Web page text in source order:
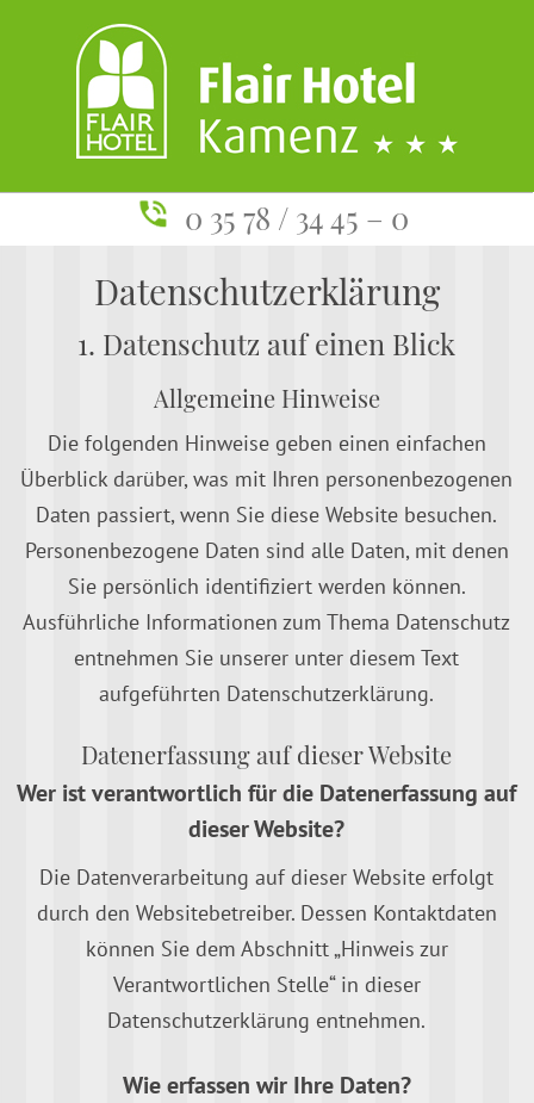
0 35 78 / 34 45 – 0
Datenschutzerklärung
1. Datenschutz auf einen Blick
Allgemeine Hinweise
Die folgenden Hinweise geben einen einfachen
Überblick darüber, was mit Ihren personenbezogenen
Daten passiert, wenn Sie diese Website besuchen.
Personenbezogene Daten sind alle Daten, mit denen
Sie persönlich identifiziert werden können.
Ausführliche Informationen zum Thema Datenschutz
entnehmen Sie unserer unter diesem Text
aufgeführten Datenschutzerklärung.
Datenerfassung auf dieser Website
Wer ist verantwortlich für die Datenerfassung auf
dieser Website?
Die Datenverarbeitung auf dieser Website erfolgt
durch den Websitebetreiber. Dessen Kontaktdaten
können Sie dem Abschnitt „Hinweis zur
Verantwortlichen Stelle“ in dieser
Datenschutzerklärung entnehmen.
Wie erfassen wir Ihre Daten?